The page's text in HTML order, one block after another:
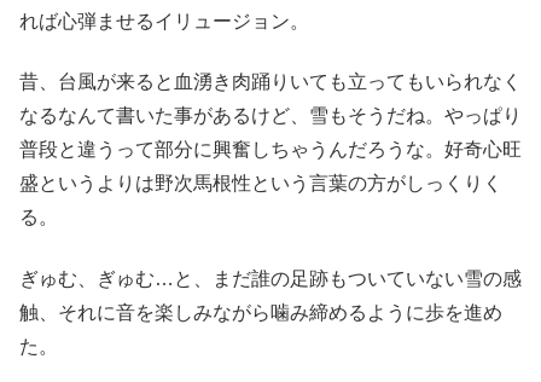
れば心弾ませるイリュージョン。
昔、台風が来ると血湧き肉踊りいても立ってもいられなく
なるなんて書いた事があるけど、雪もそうだね。やっぱり
普段と違うって部分に興奮しちゃうんだろうな。好奇心旺
盛というよりは野次馬根性という言葉の方がしっくりく
る。
ぎゅむ、ぎゅむ…と、まだ誰の足跡もついていない雪の感
触、それに音を楽しみながら噛み締めるように歩を進め
た。